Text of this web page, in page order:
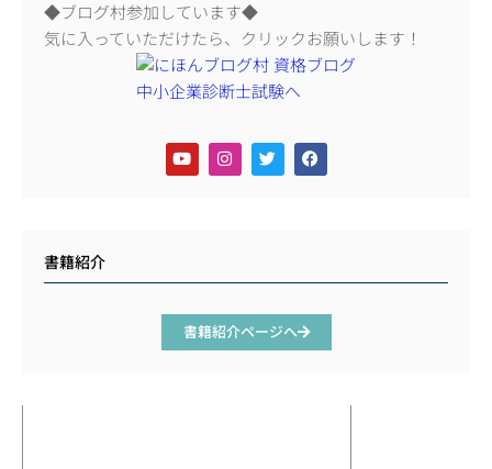
◆ブログ村参加しています◆
気に入っていただけたら、クリックお願いします！
書籍紹介
書籍紹介ページへ